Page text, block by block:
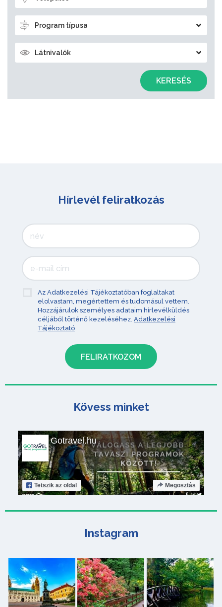
Program típusa
Látnivalók
KERESÉS
Hírlevél feliratkozás
Az Adatkezelési Tájékoztatóban foglaltakat
elolvastam, megértettem és tudomásul vettem.
Hozzájárulok személyes adataim hírlevélküldés
céljából történő kezeléséhez. Adatkezelési
Tájékoztató
Kövess minket
Gotravel.hu
Tetszik az oldal Megosztás
Instagram